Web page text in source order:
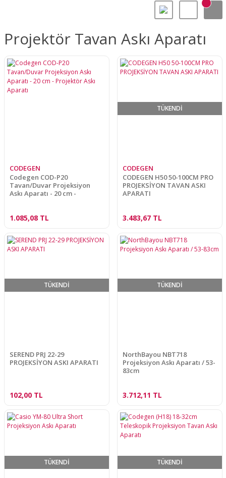
Projektör Tavan Askı Aparatı
CODEGEN
Codegen COD-P20
Tavan/Duvar Projeksiyon
Askı Aparatı - 20 cm -
1.085,08 TL
TÜKENDİ
CODEGEN
CODEGEN H50 50-100CM PRO
PROJEKSİYON TAVAN ASKI
APARATI
3.483,67 TL
TÜKENDİ
SEREND PRJ 22-29
PROJEKSİYON ASKI APARATI
102,00 TL
TÜKENDİ
NorthBayou NBT718
Projeksiyon Askı Aparatı / 53-
83cm
3.712,11 TL
TÜKENDİ TÜKENDİ